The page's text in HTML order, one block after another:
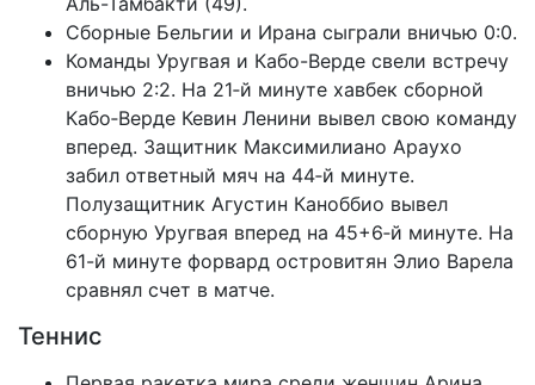
Сборные Бельгии и Ирана сыграли вничью 0:0.
Команды Уругвая и Кабо-Верде свели встречу
вничью 2:2. На 21‑й минуте хавбек сборной
Кабо‑Верде Кевин Ленини вывел свою команду
вперед. Защитник Максимилиано Араухо
забил ответный мяч на 44‑й минуте.
Полузащитник Агустин Каноббио вывел
сборную Уругвая вперед на 45+6‑й минуте. На
61-й минуте форвард островитян Элио Варела
сравнял счет в матче.
Теннис